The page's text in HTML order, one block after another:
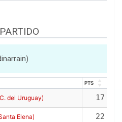
PTS
del Uruguay) 17
Elena) 22